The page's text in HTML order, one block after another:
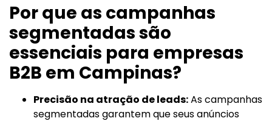
Por que as campanhas
segmentadas são
essenciais para empresas
B2B em Campinas?
Precisão na atração de leads:As campanhas
segmentadas garantem que seus anúncios